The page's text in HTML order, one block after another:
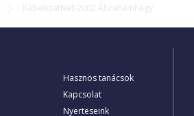
KábelszatNet-2002 Ábrahámhegy
Hasznos tanácsok
Kapcsolat
Nyerteseink